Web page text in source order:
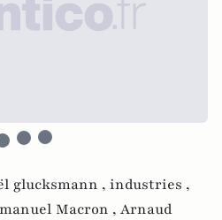
glucksmann , industries ,
Macron , Arnaud